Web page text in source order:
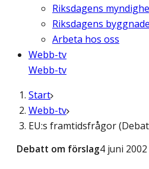
Riksdagens
Riksdagens
Arbeta hos oss
Webb-tv
Webb-tv
Start
Webb-tv
EU:s framtidsfrågor
Debatt om förslag4 juni 2002